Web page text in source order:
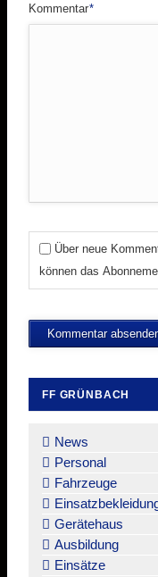
Pflichtfeld
Kommentar*
Über neue
können das
Kommentar
FF GRÜNBACH
überspringen
News
Personal
Fahrzeuge
Gerätehaus
Ausbildung
Einsätze